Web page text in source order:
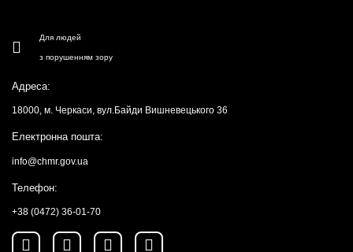
Для людей
з порушенням зору
Адреса:
18000, м. Черкаси, вул.Байди Вишневецького 36
Електронна пошта:
info@chmr.gov.ua
Телефон:
+38 (0472) 36-01-70